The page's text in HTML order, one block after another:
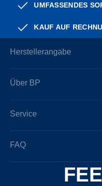
UMFASSENDES
KAUF AUF
Herstellerangabe
Über BP
Service
FAQ